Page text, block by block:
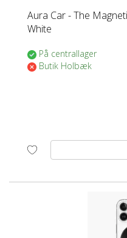
Aura Car - The
White
På centrallager
Butik Holbæk